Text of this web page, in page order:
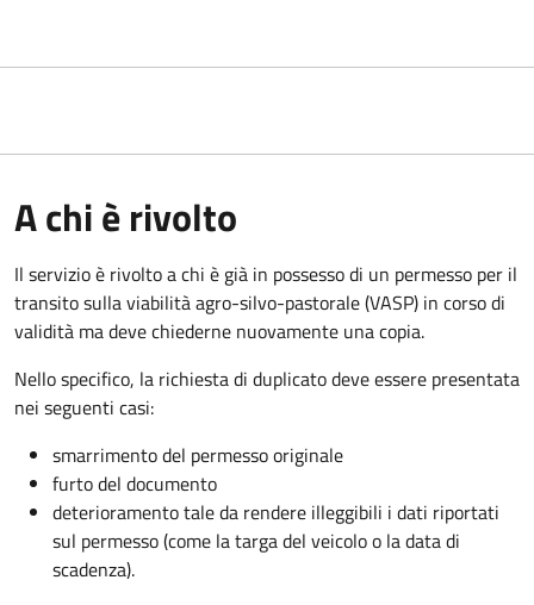
A chi è rivolto
Il servizio è rivolto a chi è già in possesso di un permesso per il
transito sulla viabilità agro-silvo-pastorale (VASP) in corso di
validità ma deve chiederne nuovamente una copia.
Nello specifico, la richiesta di duplicato deve essere presentata
nei seguenti casi:
smarrimento del permesso originale
furto del documento
deterioramento tale da rendere illeggibili i dati riportati
sul permesso (come la targa del veicolo o la data di
scadenza).